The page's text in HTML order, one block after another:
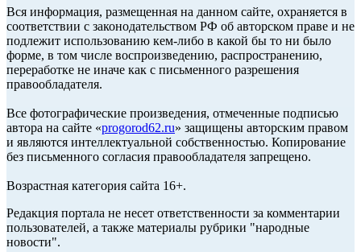
Вся информация, размещенная на данном сайте, охраняется в
соответствии с законодательством РФ об авторском праве и не
подлежит использованию кем-либо в какой бы то ни было
форме, в том числе воспроизведению, распространению,
переработке не иначе как с письменного разрешения
правообладателя.
Все фотографические произведения, отмеченные подписью
автора на сайте «progorod62.ru» защищены авторским правом
и являются интеллектуальной собственностью. Копирование
без письменного согласия правообладателя запрещено.
Возрастная категория сайта 16+.
Редакция портала не несет ответственности за комментарии
пользователей, а также материалы рубрики "народные
новости".